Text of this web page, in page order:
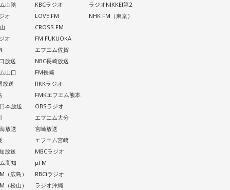
山陰
オ
オ
放送
山口
放送
本放送
放送
放送
高知
（広島）
（松山）
KBCラジオ
LOVE FM
CROSS FM
FM FUKUOKA
エフエム佐賀
NBC長崎放送
FM長崎
RKKラジオ
FMKエフエム熊本
OBSラジオ
エフエム大分
宮崎放送
エフエム宮崎
MBCラジオ
μFM
RBCiラジオ
ラジオ沖縄
ラジオNIKKEI第2
NHK FM（東京）